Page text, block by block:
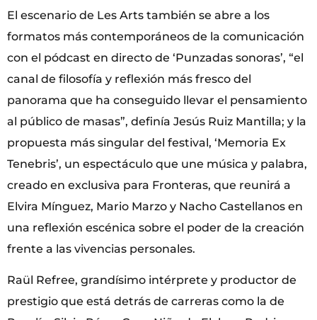
El escenario de Les Arts también se abre a los
formatos más contemporáneos de la comunicación
con el pódcast en directo de ‘Punzadas sonoras’, “el
canal de filosofía y reflexión más fresco del
panorama que ha conseguido llevar el pensamiento
al público de masas”, definía Jesús Ruiz Mantilla; y la
propuesta más singular del festival, ‘Memoria Ex
Tenebris’, un espectáculo que une música y palabra,
creado en exclusiva para Fronteras, que reunirá a
Elvira Mínguez, Mario Marzo y Nacho Castellanos en
una reflexión escénica sobre el poder de la creación
frente a las vivencias personales.
Raül Refree, grandísimo intérprete y productor de
prestigio que está detrás de carreras como la de